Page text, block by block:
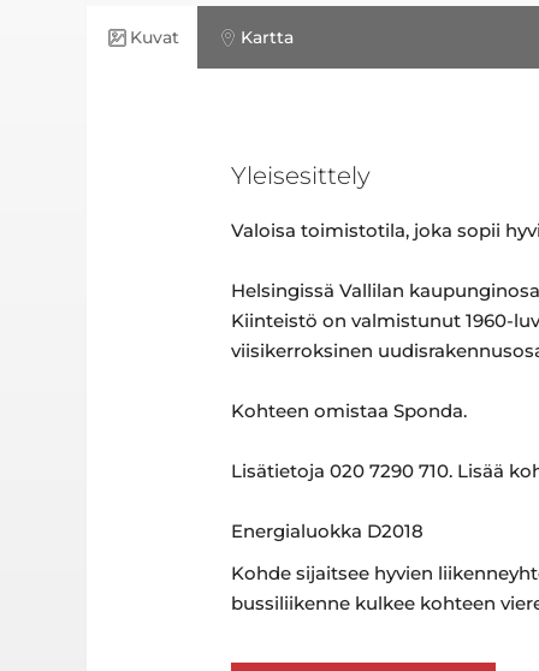
Kuvat Kartta
Yleisesittely
Valoisa toimistotila, joka sopii
Helsingissä Vallilan
Kiinteistö on valmistunut 1960-
viisikerroksinen
Kohteen omistaa Sponda.
Lisätietoja 020 7290 710. Lisää
Energialuokka D2018
Kohde sijaitsee hyvien
bussiliikenne kulkee kohteen